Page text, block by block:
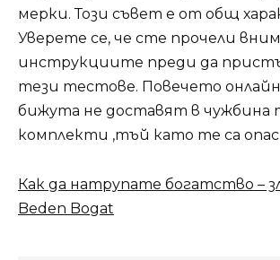
мерки. Този съвет е от общ
Уверете се, че сте прочели
инструкциите преди да
тези тестове. Повечето онлайн
бижута не доставят в чужбина
комплекти ,тъй като те са
Как да натрупате богатство –
Beden Bogat